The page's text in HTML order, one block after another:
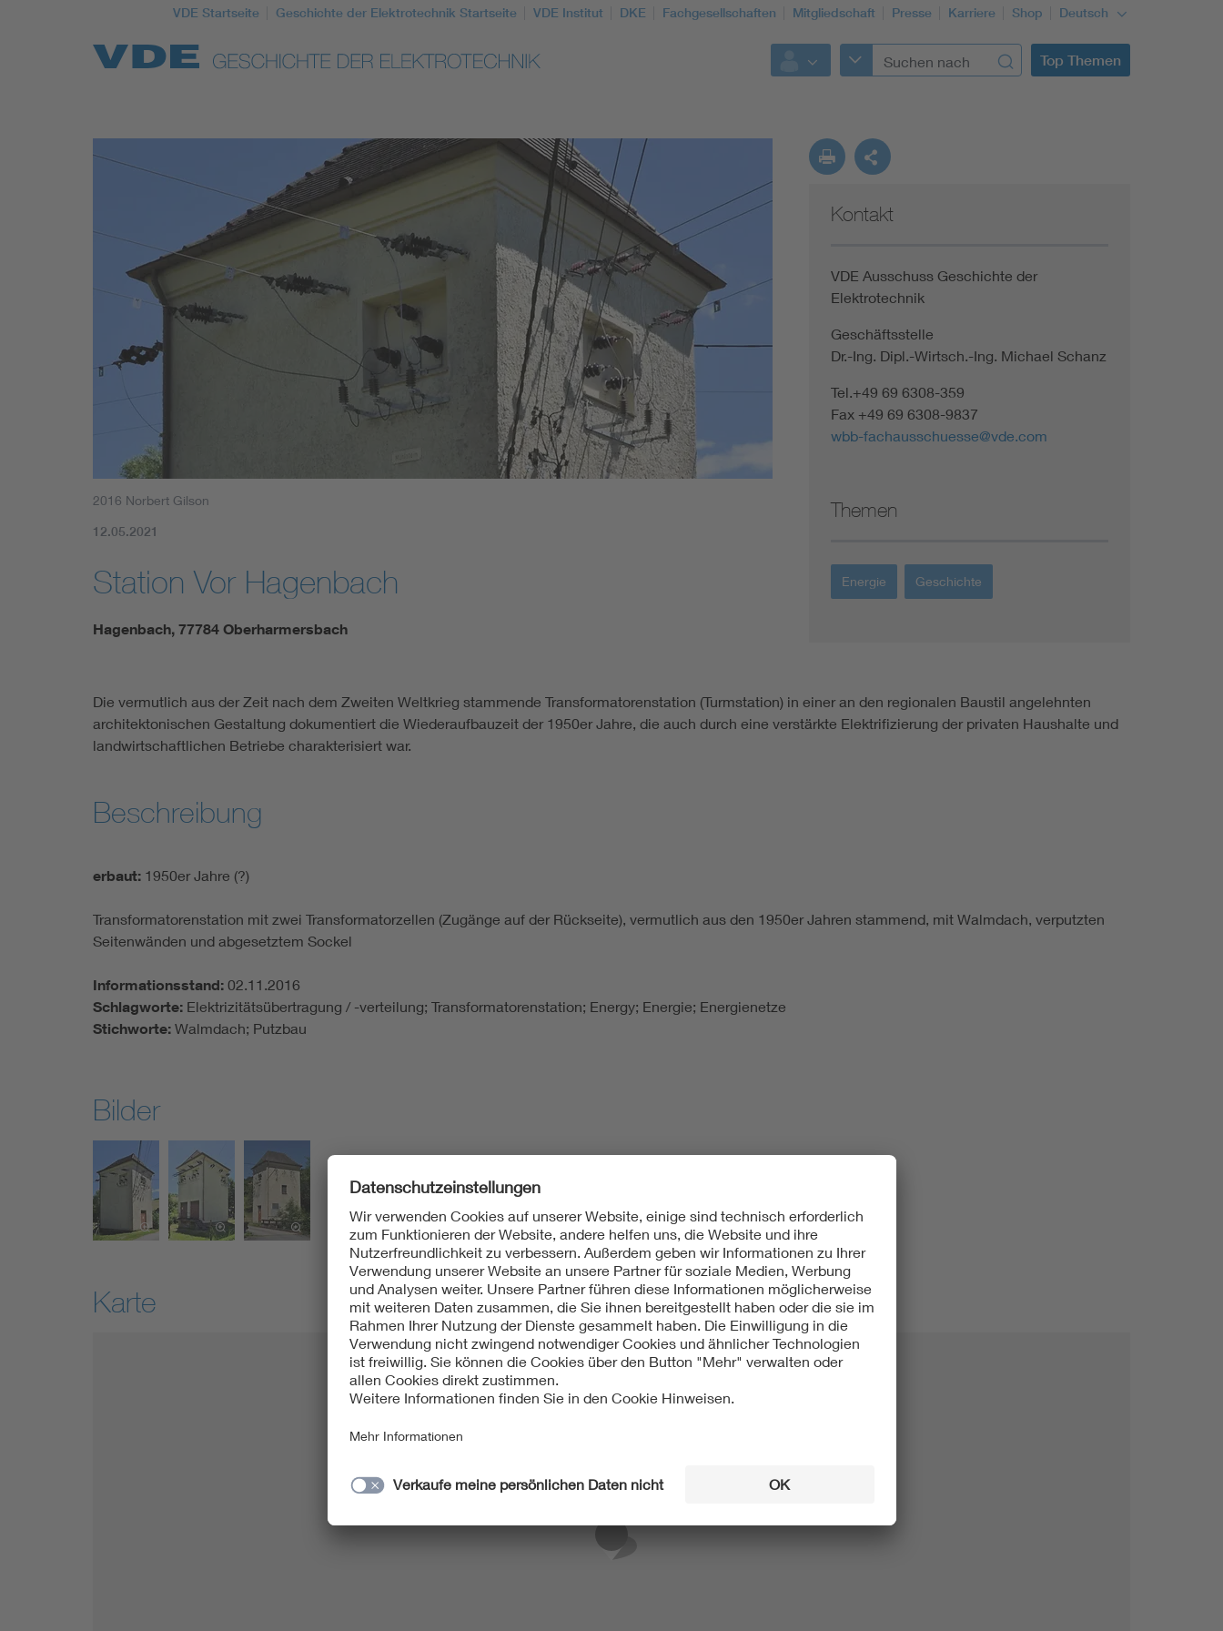
VDE Startseite Geschichte der Elektrotechnik Startseite VDE Institut DKE Fachgesellschaften Mitgliedschaft Presse Karriere Shop Deutsch
Top Themen
Top Themen
Weitere Themen
2016 Norbert Gilson
12.05.2021
Station Vor Hagenbach
Hagenbach, 77784 Oberharmersbach
Kontakt
VDE Ausschuss Geschichte der
Elektrotechnik
Geschäftsstelle
Dr.-Ing. Dipl.-Wirtsch.-Ing. Michael Schanz
Tel.+49 69 6308-359
Fax +49 69 6308-9837
wbb-fachausschuesse@vde.com
Themen
Energie Geschichte
Die vermutlich aus der Zeit nach dem Zweiten Weltkrieg stammende Transformatorenstation (Turmstation) in einer an den regionalen Baustil angelehnten
architektonischen Gestaltung dokumentiert die Wiederaufbauzeit der 1950er Jahre, die auch durch eine verstärkte Elektrifizierung der privaten Haushalte und
landwirtschaftlichen Betriebe charakterisiert war.
Beschreibung
erbaut: 1950er Jahre (?)
Transformatorenstation mit zwei Transformatorzellen (Zugänge auf der Rückseite), vermutlich aus den 1950er Jahren stammend, mit Walmdach, verputzten
Seitenwänden und abgesetztem Sockel
Informationsstand: 02.11.2016
Schlagworte: Elektrizitätsübertragung / -verteilung; Transformatorenstation; Energy; Energie; Energienetze
Stichworte: Walmdach; Putzbau
Bilder
Karte